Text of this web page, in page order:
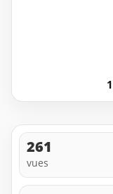
261
vues